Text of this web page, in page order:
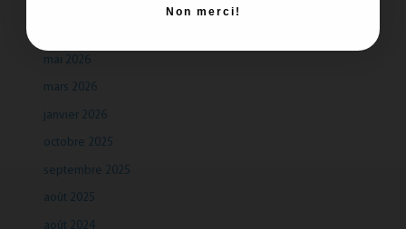
mai 2026
mars 2026
janvier 2026
octobre 2025
septembre 2025
août 2025
août 2024
Non merci!